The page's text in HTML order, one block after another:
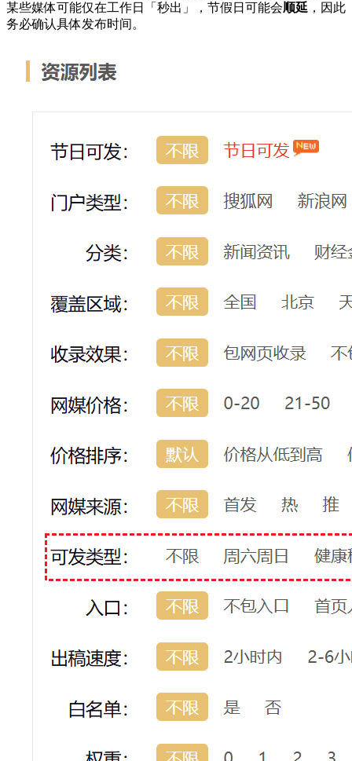
某些媒体可能仅在工作日「秒出」，节假日可能会顺延 ，因此
务必确认具体发布时间。